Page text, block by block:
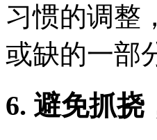
习惯的调整
或缺的一部
6. 避免抓挠